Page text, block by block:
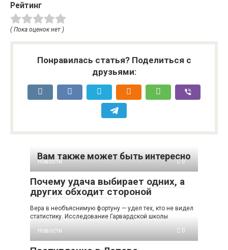
создание
праздничного уюта
Рейтинг
( Пока оценок нет )
Понравилась статья? Поделиться с
друзьями:
Вам также может быть интересно
Новости 0
Почему удача выбирает одних, а
других обходит стороной
Вера в необъяснимую фортуну — удел тех, кто не видел
статистику. Исследование Гарвардской школы
Новости
0